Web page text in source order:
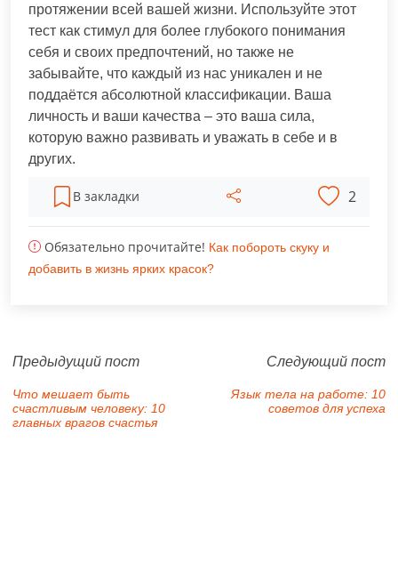
протяжении всей вашей жизни. Используйте этот
тест как стимул для более глубокого понимания
себя и своих предпочтений, но также не
забывайте, что каждый из нас уникален и не
поддаётся абсолютной классификации. Ваша
личность и ваши качества – это ваша сила,
которую важно развивать и уважать в себе и в
других.
В закладки 2
Обязательно прочитайте! Как побороть скуку и
добавить в жизнь ярких красок?
Предыдущий пост
Что мешает быть
счастливым человеку: 10
главных врагов счастья
Следующий пост
Язык тела на работе: 10
советов для успеха